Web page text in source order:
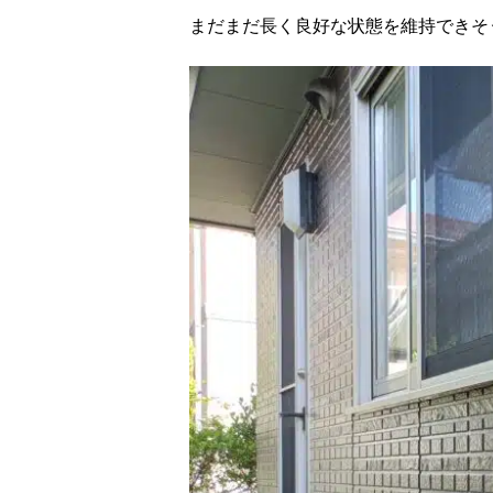
まだまだ長く良好な状態を維持でき